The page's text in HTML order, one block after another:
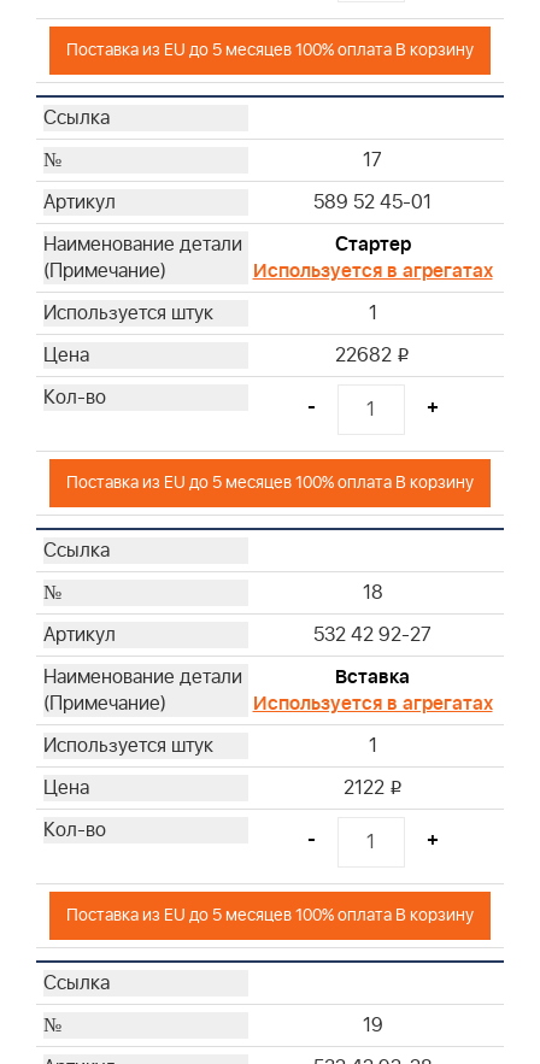
Поставка из EU до 5 месяцев 100% оплата В корзину
17
589 52 45-01
Стартер
Используется в агрегатах
1
22682 i
- +
Поставка из EU до 5 месяцев 100% оплата В корзину
18
532 42 92-27
Вставка
Используется в агрегатах
1
2122 i
- +
Поставка из EU до 5 месяцев 100% оплата В корзину
19